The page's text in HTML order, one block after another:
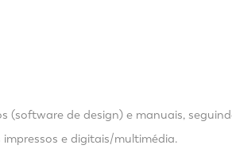
(software de design) e manuais,
e digitais/multimédia.